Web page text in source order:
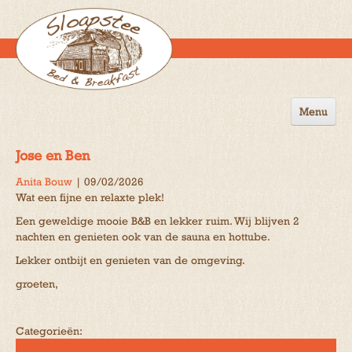
Menu
Activiteiten
Jose en Ben
Anita Bouw | 09/02/2026
Wat een fijne en relaxte plek!
Een geweldige mooie B&B en lekker ruim. Wij blijven 2
nachten en genieten ook van de sauna en hottube.
Lekker ontbijt en genieten van de omgeving.
groeten,
Categorieën: